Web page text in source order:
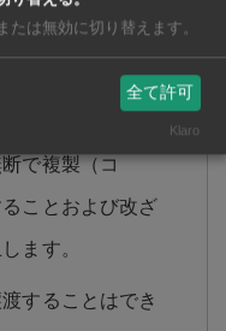
ります。ご了承
で複製（コ
ことおよび改ざ
ます。
することはでき
たは無効に切り替えます。
全て許可
Klaro